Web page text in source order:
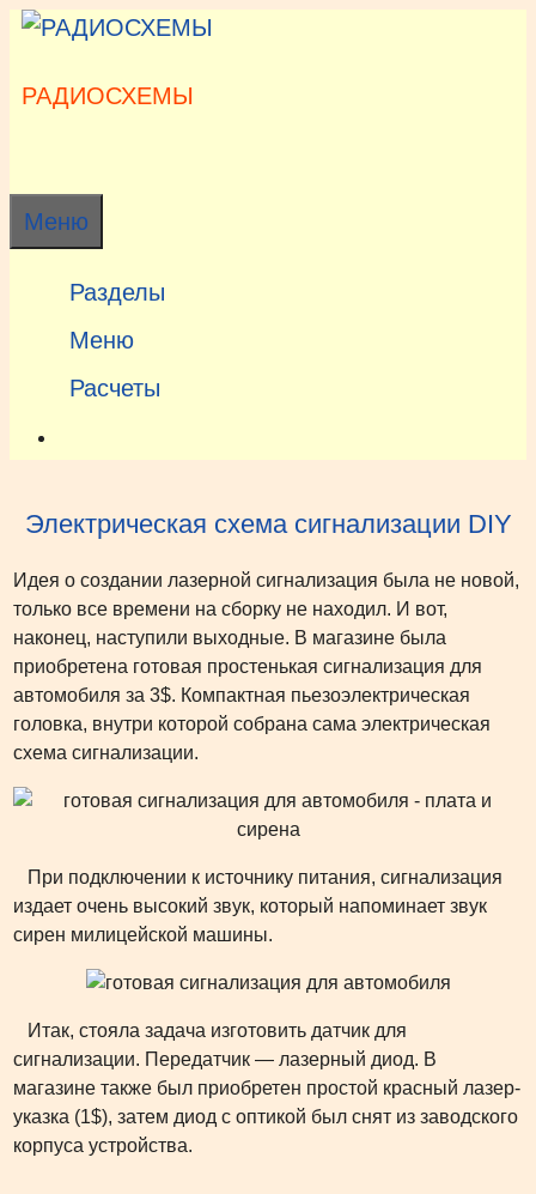
Перейти
РАДИОСХЕМЫ
Меню
Разделы
Меню
Расчеты
Электрическая схема сигнализации DIY
Идея о создании лазерной сигнализация была не новой,
только все времени на сборку не находил. И вот,
наконец, наступили выходные. В магазине была
приобретена готовая простенькая сигнализация для
автомобиля за 3$. Компактная пьезоэлектрическая
головка, внутри которой собрана сама электрическая
схема сигнализации.
При подключении к источнику питания, сигнализация
издает очень высокий звук, который напоминает звук
сирен милицейской машины.
Итак, стояла задача изготовить датчик для
сигнализации. Передатчик — лазерный диод. В
магазине также был приобретен простой красный лазер-
указка (1$), затем диод с оптикой был снят из заводского
корпуса устройства.